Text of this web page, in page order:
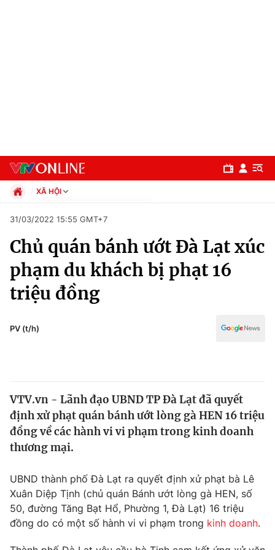
Chuyên mục
Chính trị
Thế giới
Tin tức
Câu chuyện quốc tế
Kinh tế
Tài chính
Thị trường
Góc doanh nghiệp
Dữ liệu và đời sống
Truyền hình
XÃ HỘI
Xã hội
Pháp luật
Kinh tế
Thể thao
Truyền hình
Văn hóa - Giải trí
31/03/2022 15:55 GMT+7
Chủ quán bánh ướt Đà Lạt xúc
phạm du khách bị phạt 16
triệu đồng
PV (t/h)
VTV.vn - Lãnh đạo UBND TP Đà Lạt đã quyết
định xử phạt quán bánh ướt lòng gà HEN 16 triệu
đồng về các hành vi vi phạm trong kinh doanh
thương mại.
UBND thành phố Đà Lạt ra quyết định xử phạt bà Lê
Xuân Diệp Tịnh (chủ quán Bánh ướt lòng gà HEN, số
50, đường Tăng Bạt Hổ, Phường 1, Đà Lạt) 16 triệu
đồng do có một số hành vi vi phạm trong kinh doanh.